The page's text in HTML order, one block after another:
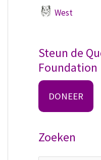
West
Steun de
Foundation
DONEER
Zoeken